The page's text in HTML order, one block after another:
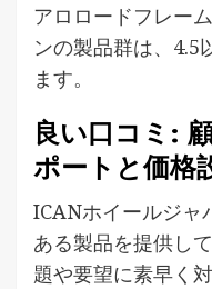
アロロードフレー
ンの製品群は、4.5
ます。
良い口コミ:
ポートと価格
ICANホイールジャ
ある製品を提供し
題や要望に素早く